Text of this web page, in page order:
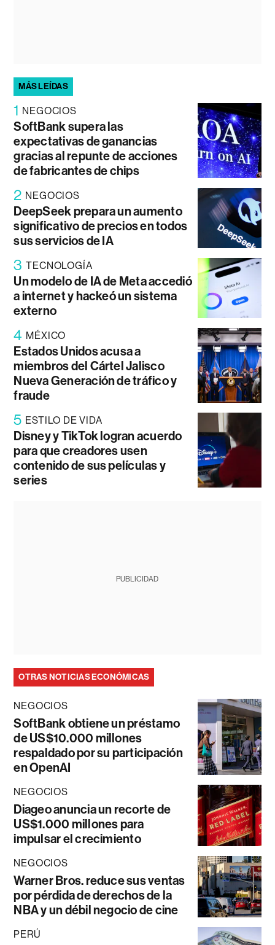
MÁS LEÍDAS
1 NEGOCIOS
SoftBank supera las
expectativas de ganancias
gracias al repunte de acciones
de fabricantes de chips
2 NEGOCIOS
DeepSeek prepara un aumento
significativo de precios en todos
sus servicios de IA
3 TECNOLOGÍA
Un modelo de IA de Meta accedió
a internet y hackeó un sistema
externo
4 MÉXICO
Estados Unidos acusa a
miembros del Cártel Jalisco
Nueva Generación de tráfico y
fraude
5 ESTILO DE VIDA
Disney y TikTok logran acuerdo
para que creadores usen
contenido de sus películas y
series
PUBLICIDAD
OTRAS NOTICIAS ECONÓMICAS
NEGOCIOS
SoftBank obtiene un préstamo
de US$10.000 millones
respaldado por su participación
en OpenAI
NEGOCIOS
Diageo anuncia un recorte de
US$1.000 millones para
impulsar el crecimiento
NEGOCIOS
Warner Bros. reduce sus ventas
por pérdida de derechos de la
NBA y un débil negocio de cine
PERÚ